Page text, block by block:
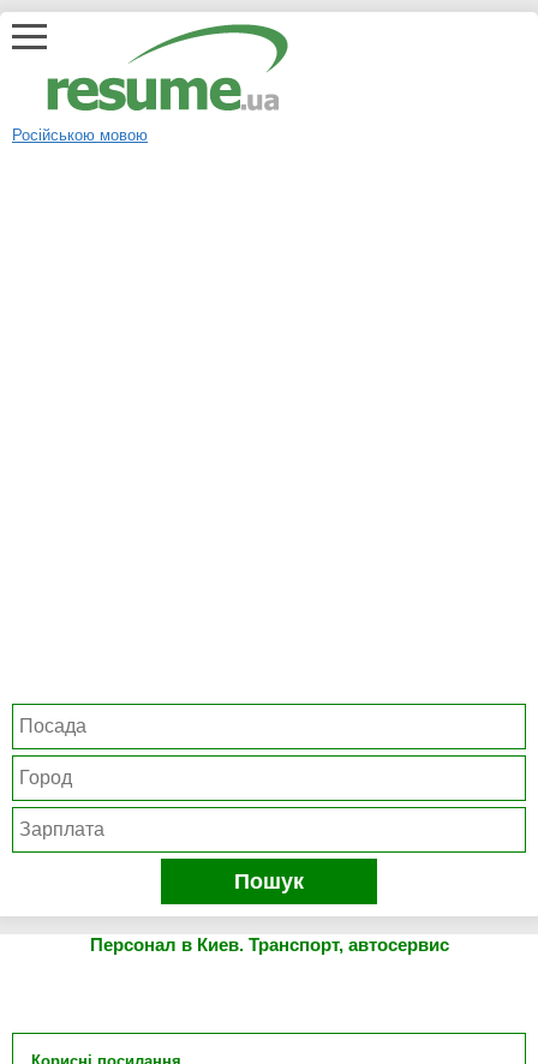
Російською мовою
Пошук
Персонал в Киев. Транспорт, автосервис